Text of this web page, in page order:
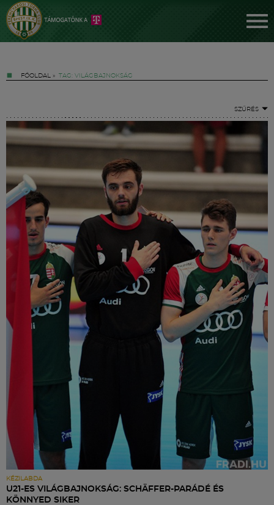
FŐOLDAL » TAG: VILÁGBAJNOKSÁG
SZŰRÉS
KÉZILABDA
U21-ES VILÁGBAJNOKSÁG: SCHÄFFER-PARÁDÉ ÉS
KÖNNYED SIKER
Jegyek
FM YouTube +
Hírek
Labdarúgás
Szakosztályok
Meccscenter
Szolgáltatások
Shop